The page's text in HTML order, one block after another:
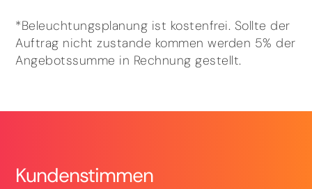
*Beleuchtungsplanung ist kostenfrei. Sollte der
Auftrag nicht zustande kommen werden 5% der
Angebotssumme in Rechnung gestellt.
Kundenstimmen